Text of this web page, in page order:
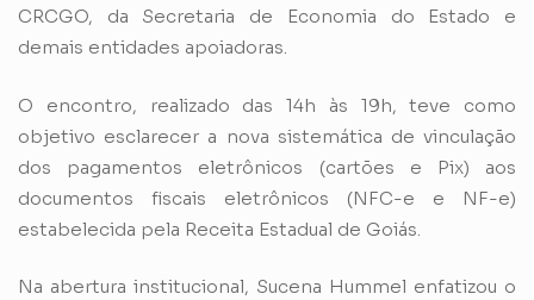
CRCGO, da Secretaria de Economia do Estado e
demais entidades apoiadoras.
O encontro, realizado das 14h às 19h, teve como
objetivo esclarecer a nova sistemática de vinculação
dos pagamentos eletrônicos (cartões e Pix) aos
documentos fiscais eletrônicos (NFC-e e NF-e)
estabelecida pela Receita Estadual de Goiás.
Na abertura institucional, Sucena Hummel enfatizou o